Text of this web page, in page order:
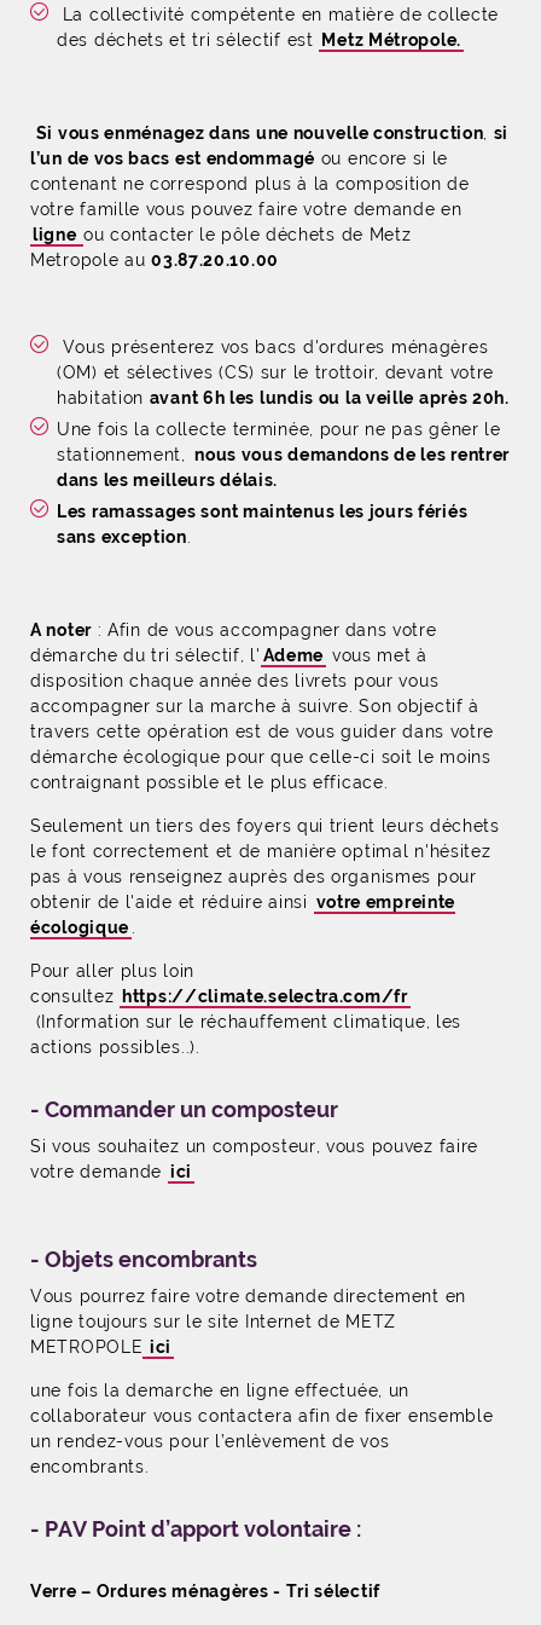
La collectivité compétente en matière de collecte
des déchets et tri sélectif est
Metz Métropole.
Si vous enménagez dans une nouvelle construction si
l’un de vos bacs est endommagé ou encore si le
contenant ne correspond plus à la composition de
votre famille vous pouvez faire votre demande en
ligne ou contacter le pôle déchets de Metz
Metropole au03.87.20.10.00
Vous présenterez vos bacs d'ordures ménagères
(OM) et sélectives (CS) sur le trottoir, devant votre
habitation avant 6h les lundis ou la veille après 20h.
Une fois la collecte terminée, pour ne pas gêner le
stationnement,
nous vous demandons de les rentrer
dans les meilleurs délais.
Les ramassages sont maintenus les jours fériés
sans exception
A noter: Afin de vous accompagner dans votre
démarche du tri sélectif, l' Ademe vous met à
disposition chaque année des livrets pour vous
accompagner sur la marche à suivre. Son objectif à
travers cette opération est de vous guider dans votre
démarche écologique pour que celle-ci soit le moins
contraignant possible et le plus efficace.
Seulement un tiers des foyers qui trient leurs déchets
le font correctement et de manière optimal n'hésitez
pas à vous renseignez auprès des organismes pour
obtenir de l'aide et réduire ainsi votre empreinte
écologique
Pour aller plus loin
consultez https://climate.selectra.com/fr
(Information sur le réchauffement climatique, les
actions possibles..).
- Commander un composteur
Si vous souhaitez un composteur, vous pouvez faire
votre demande ici
- Objets encombrants
Vous pourrez faire votre demande directement en
ligne toujours sur le site Internet de METZ
METROPOLE ici
une fois la demarche en ligne effectuée, un
collaborateur vous contactera afin de fixer ensemble
un rendez-vous pour l’enlèvement de vos
encombrants.
- PAV Point d’apport volontaire :
Verre – Ordures ménagères - Tri sélectif